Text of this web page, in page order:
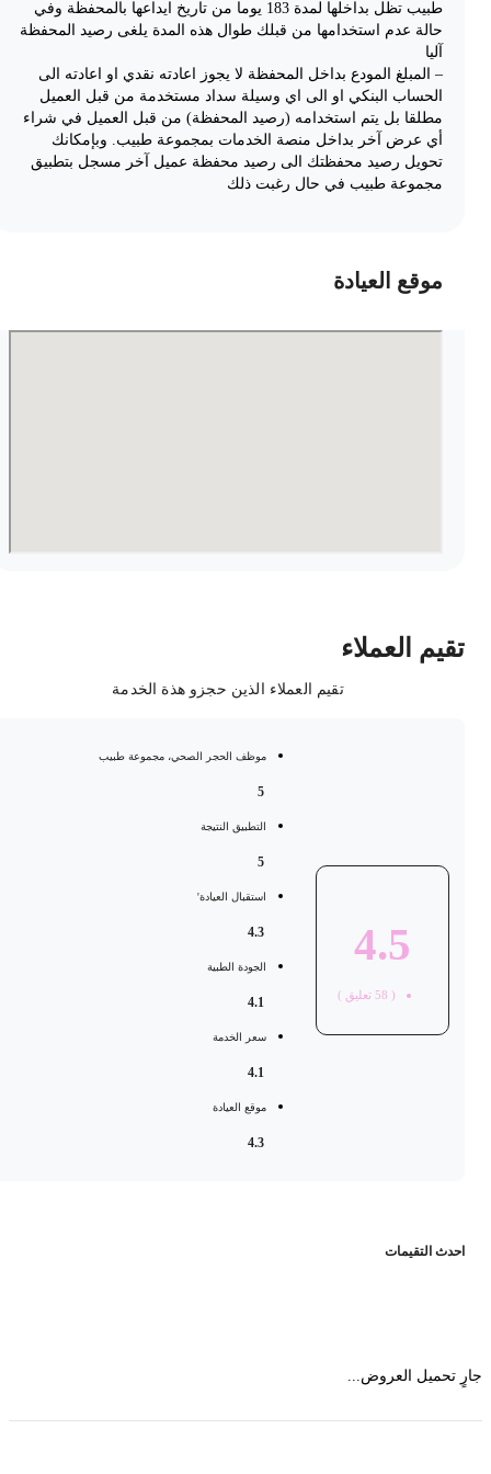
طبيب تظل بداخلها لمدة 183 يوما من تاريخ ايداعها بالمحفظة وفي
حالة عدم استخدامها من قبلك طوال هذه المدة يلغى رصيد المحفظة
– المبلغ المودع بداخل المحفظة لا يجوز اعادته نقدي او اعادته الى
الحساب البنكي او الى اي وسيلة سداد مستخدمة من قبل العميل
مطلقا بل يتم استخدامه (رصيد المحفظة) من قبل العميل في شراء
أي عرض آخر بداخل منصة الخدمات بمجموعة طبيب. وبإمكانك
تحويل رصيد محفظتك الى رصيد محفظة عميل آخر مسجل بتطبيق
مجموعة طبيب في حال رغبت ذلك
موقع العيادة
العملاء
تقيم العملاء الذين حجزو هذة الخدمة
4.5
58 تعليق )
موظف الحجر الصحي، مجموعة طبيب
التطبيق النتيجة
استقبال العيادة'
الجودة الطبية
سعر الخدمة
موقع العيادة
التقيمات
تحميل العروض...